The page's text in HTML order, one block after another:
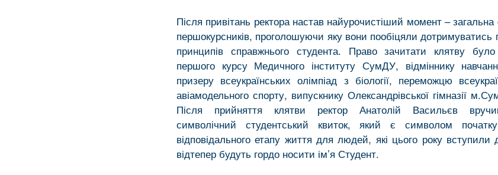
Після привітань ректора настав найурочистіший момент –
першокурсників, проголошуючи яку вони пообіцяли дотримуватись
принципів справжнього студента. Право зачитати клятву
першого курсу Медичного інституту СумДУ, відміннику
призеру всеукраїнських олімпіад з біології, переможцю
авіамодельного спорту, випускнику Олександрівської гімназії
Після прийняття клятви ректор Анатолій Васильєв
символічний студентський квиток, який є символом
відповідального етапу життя для людей, які цього року вступили
відтепер будуть гордо носити ім’я Студент.